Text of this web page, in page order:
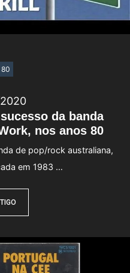
da banda
nos anos 80
de pop/rock australiana,
em 1983 …
80